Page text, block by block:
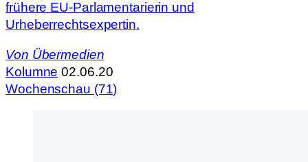
frühere EU-Parlamentarierin und
Urheberrechtsexpertin.
Von Übermedien
Kolumne 02.06.20
Wochenschau (71)